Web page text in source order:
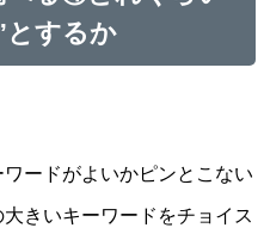
とするか
ードがよいかピンとこない
きいキーワードをチョイス